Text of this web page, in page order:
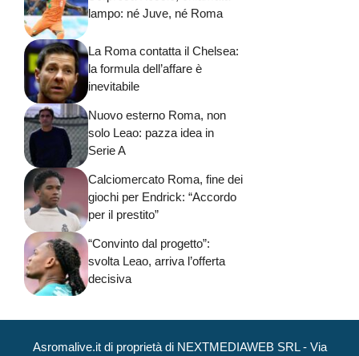
lampo: né Juve, né Roma
La Roma contatta il Chelsea:
la formula dell’affare è
inevitabile
Nuovo esterno Roma, non
solo Leao: pazza idea in
Serie A
Calciomercato Roma, fine dei
giochi per Endrick: “Accordo
per il prestito”
“Convinto dal progetto”:
svolta Leao, arriva l’offerta
decisiva
Asromalive.it di proprietà di NEXTMEDIAWEB SRL - Via